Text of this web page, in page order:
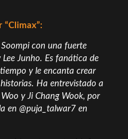
“Climax”:
con una fuerte
Junho. Es fanática de
y le encanta crear
Ha entrevistado a
y Ji Chang Wook, por
en @puja_talwar7 en